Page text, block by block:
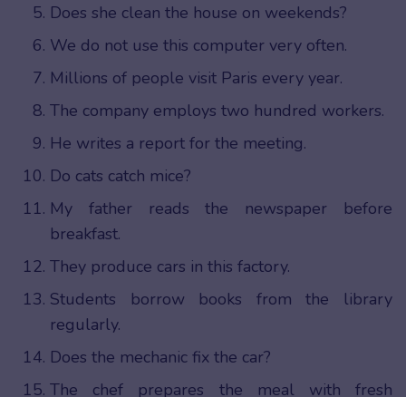
Does she clean the house on weekends?
We do not use this computer very often.
Millions of people visit Paris every year.
The company employs two hundred workers.
He writes a report for the meeting.
Do cats catch mice?
My father reads the newspaper before
breakfast.
They produce cars in this factory.
Students borrow books from the library
regularly.
Does the mechanic fix the car?
The chef prepares the meal with fresh